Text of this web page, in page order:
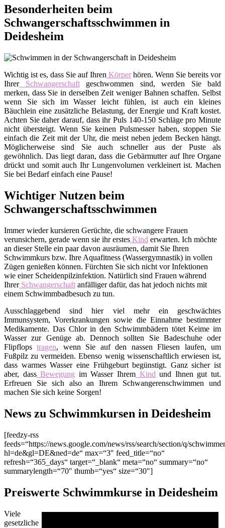
Besonderheiten beim
Schwangerschaftsschwimmen in
Deidesheim
Wichtig ist es, dass Sie auf Ihren Körperhören. Wenn Sie bereits vor
IhrerSchwangerschaftgeschwommen sind, werden Sie bald
merken, dass Sie in derselben Zeit weniger Bahnen schaffen. Selbst
wenn Sie sich im Wasser leicht fühlen, ist auch ein kleines
Bäuchlein eine zusätzliche Belastung, der Energie und Kraft kostet.
Achten Sie daher darauf, dass ihr Puls 140-150 Schläge pro Minute
nicht übersteigt. Wenn Sie keinen Pulsmesser haben, stoppen Sie
einfach die Zeit mit der Uhr, die meist neben jedem Becken hängt.
Möglicherweise sind Sie auch schneller aus der Puste als
gewöhnlich. Das liegt daran, dass die Gebärmutter auf Ihre Organe
drückt und somit auch Ihr Lungenvolumen verkleinert ist. Machen
Sie bei Bedarf einfach eine Pause!
Wichtiger Nutzen beim
Schwangerschaftsschwimmen
Immer wieder kursieren Gerüchte, die schwangere Frauen
verunsichern, gerade wenn sie ihr erstes Kind erwarten. Ich möchte
an dieser Stelle ein paar davon ausräumen, damit Sie Ihren
Schwimmkurs bzw. Ihre Aquafitness (Wassergymnastik) in vollen
Zügen genießen können. Fürchten Sie sich nicht vor Infektionen
wie einer Scheidenpilzinfektion. Natürlich sind Frauen während
IhrerSchwangerschaft anfälliger dafür, das hat jedoch nichts mit
einem Schwimmbadbesuch zu tun.
Ausschlaggebend sind hier viel mehr ein geschwächtes
Immunsystem, Vorerkrankungen sowie die Einnahme bestimmter
Medikamente. Das Chlor in den Schwimmbädern tötet Keime im
Wasser zur Genüge ab. Dennoch sollten Sie Badeschuhe oder
Flipflopstragen, wenn Sie auf den nassen Fliesen laufen, um
Fußpilz zu vermeiden. Ebenso wenig wissenschaftlich erwiesen ist,
dass warmes Wasser eine Frühgeburt begünstigt. Ganz sicher ist
aber, dassBewegung im Wasser Ihrem Kind und Ihnen gut tut.
Erfreuen Sie sich also an Ihrem Schwangerenschwimmen und
machen Sie sich keine Sorgen!
News zu Schwimmkursen in Deidesheim
[feedzy-rss
feeds=“https://news.google.com/news/rss/search/section/q/
hl=de&gl=DE&ned=de“ max=“3″ feed_title=“no“
refresh=“365_days“ target=“_blank“ meta=“no“ summary=“no“
summarylength=“70″ thumb=“yes“ size=“30″]
Preiswerte Schwimmkurse in Deidesheim
Viele
gesetzliche